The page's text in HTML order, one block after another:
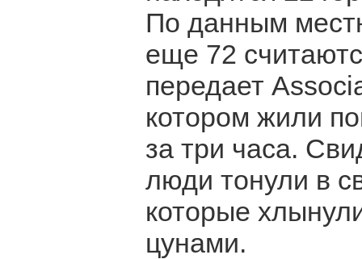
По данным
еще 72
передает
котором жили
за три часа.
люди тонули в
которые
цунами.